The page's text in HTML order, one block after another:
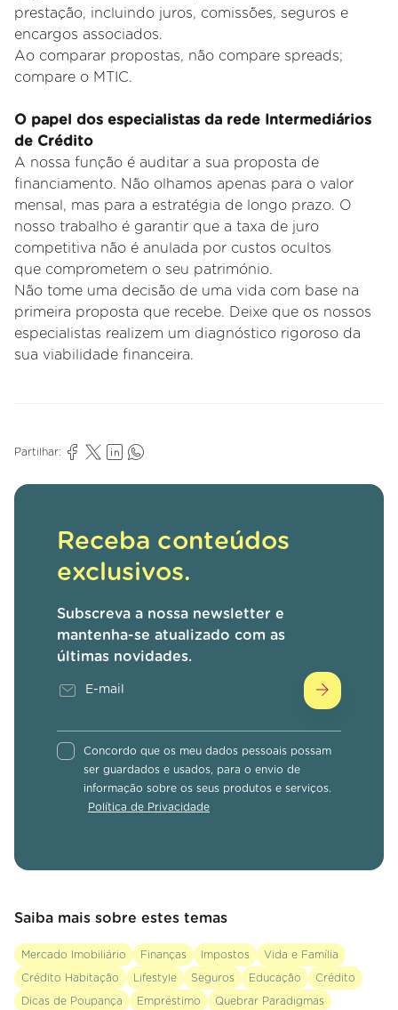
prestação, incluindo juros, comissões, seguros e
encargos associados.
Ao comparar propostas, não compare spreads;
compare o MTIC.
O papel dos especialistas da rede Intermediários
de Crédito
A nossa função é auditar a sua proposta de
financiamento. Não olhamos apenas para o valor
mensal, mas para a estratégia de longo prazo. O
nosso trabalho é garantir que a taxa de juro
competitiva não é anulada por custos ocultos
que comprometem o seu património.
Não tome uma decisão de uma vida com base na
primeira proposta que recebe. Deixe que os nossos
especialistas realizem um diagnóstico rigoroso da
sua viabilidade financeira.
Partilhar:
Receba conteúdos
exclusivos.
Subscreva a nossa newsletter e
mantenha-se atualizado com as
últimas novidades.
Concordo que os meu dados pessoais possam
ser guardados e usados, para o envio de
informação sobre os seus produtos e serviços.
Política de Privacidade
Saiba mais sobre estes temas
Mercado Imobiliário Finanças Impostos Vida e Família
Crédito Habitação Lifestyle Seguros Educação Crédito
Dicas de Poupança Empréstimo Quebrar Paradigmas